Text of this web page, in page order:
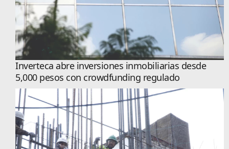
Inverteca abre inversiones inmobiliarias desde
5,000 pesos con crowdfunding regulado